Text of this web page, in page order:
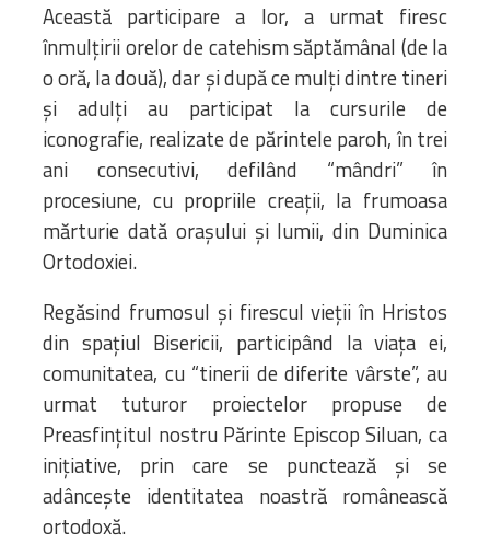
Această participare a lor, a urmat firesc
înmulțirii orelor de catehism săptămânal (de la
o oră, la două), dar și după ce mulți dintre tineri
și adulți au participat la cursurile de
iconografie, realizate de părintele paroh, în trei
ani consecutivi, defilând “mândri” în
procesiune, cu propriile creații, la frumoasa
mărturie dată orașului și lumii, din Duminica
Ortodoxiei.
Regăsind frumosul și firescul vieții în Hristos
din spațiul Bisericii, participând la viața ei,
comunitatea, cu “tinerii de diferite vârste”, au
urmat tuturor proiectelor propuse de
Preasfințitul nostru Părinte Episcop Siluan, ca
inițiative, prin care se punctează și se
adâncește identitatea noastră românească
ortodoxă.